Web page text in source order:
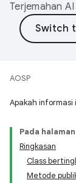
Terjemahan
AOSP
Apakah informasi
Pada
Ringkasan
Class
Metode